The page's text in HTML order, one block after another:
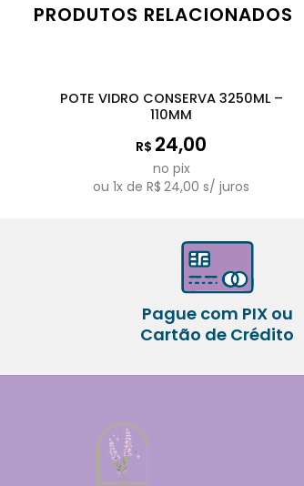
PRODUTOS RELACIONADOS
POTE VIDRO CONSERVA 3250ML –
110MM
R$ 24,00
no pix
ou1x deR$ 24,00 s/ juros
Pague com PIX ou
Cartão de Crédito